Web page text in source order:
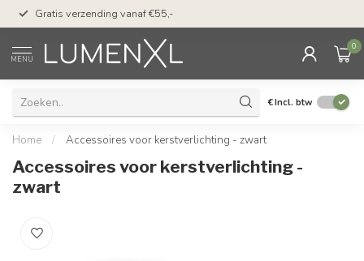
Gratis verzending vanaf €55,-
MENU
0
€Incl. btw
Home / Accessoires voor kerstverlichting - zwart
Accessoires voor kerstverlichting -
zwart